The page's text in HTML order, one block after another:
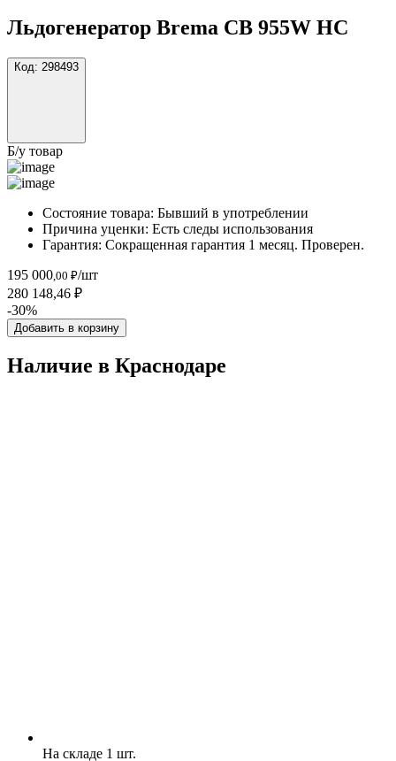
Льдогенератор Brema CB 955W HC
Код: 298493
Б/у товар
Состояние товара: Бывший в употреблении
Причина уценки: Есть следы использования
Гарантия: Сокращенная гарантия 1 месяц. Проверен.
195 000 ,00 ₽/шт
280 148,46 ₽
-30%
Добавить в корзину
Наличие в Краснодарe
На складе 1 шт.